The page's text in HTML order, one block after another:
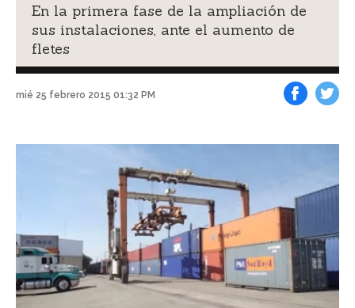
En la primera fase de la ampliación de
sus instalaciones, ante el aumento de
fletes
mié 25 febrero 2015 01:32 PM